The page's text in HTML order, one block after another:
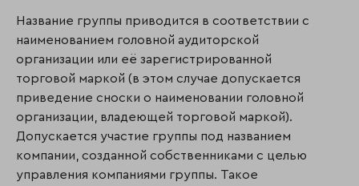
Название группы приводится в соответствии с
наименованием головной аудиторской
организации или её зарегистрированной
торговой маркой (в этом случае допускается
приведение сноски о наименовании головной
организации, владеющей торговой маркой).
Допускается участие группы под названием
компании, созданной собствен­ни­ками с целью
управления компаниями группы. Такое